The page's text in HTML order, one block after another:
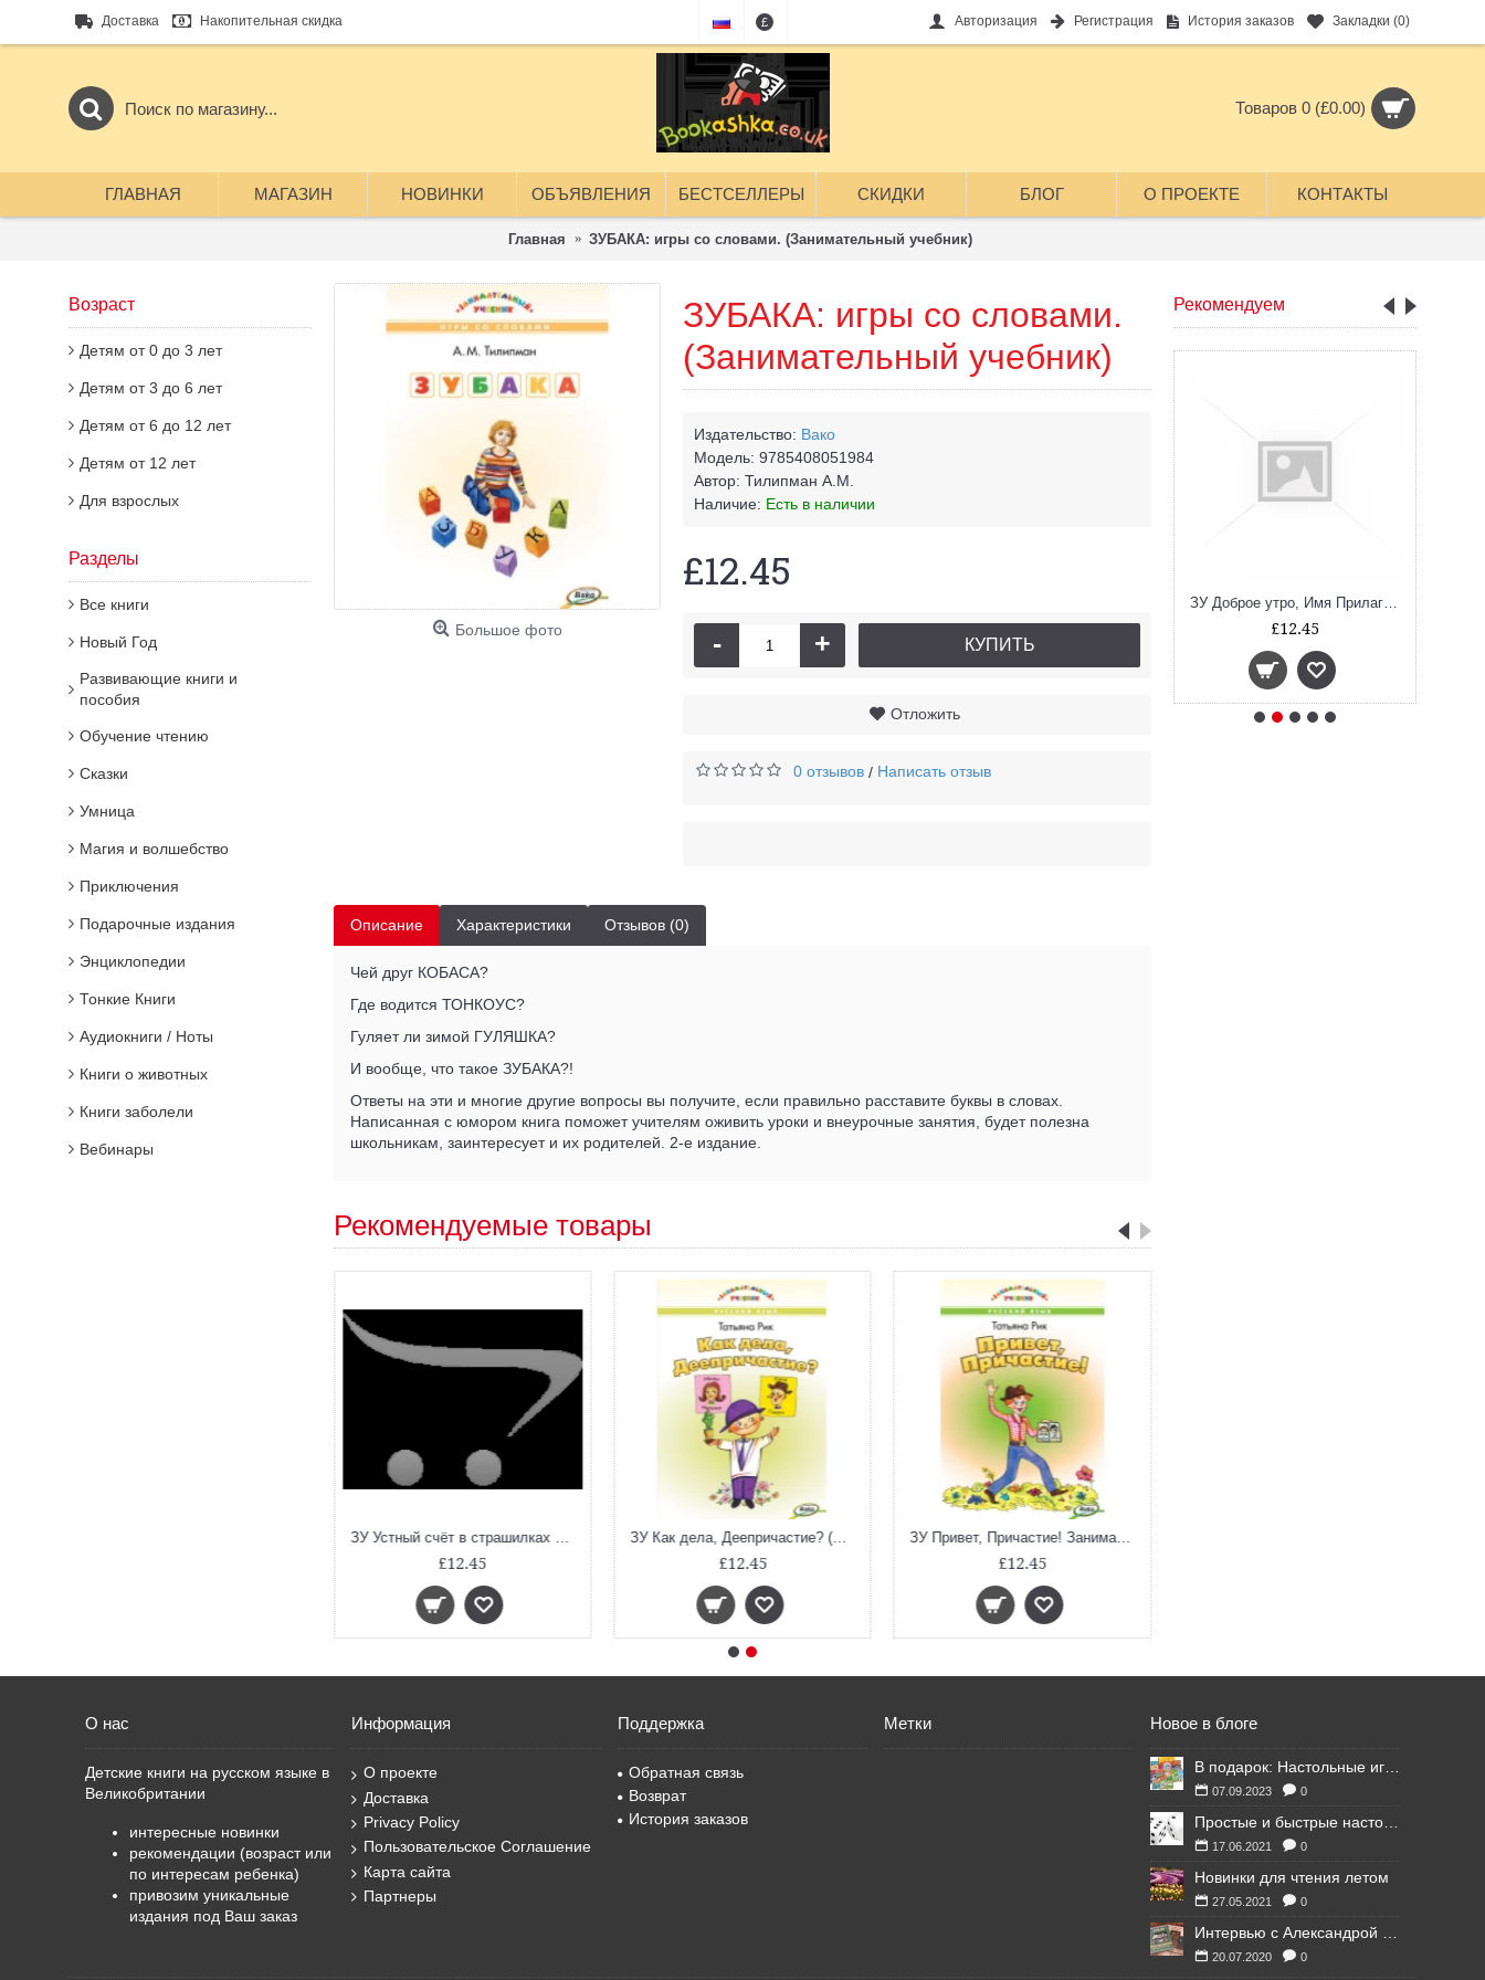
Доставка Накопительная скидка £ Авторизация Регистрация История заказов Закладки (0)
Товаров 0 (£0.00)
ГЛАВНАЯ МАГАЗИН НОВИНКИ ОБЪЯВЛЕНИЯ БЕСТСЕЛЛЕРЫ СКИДКИ БЛОГ О ПРОЕКТЕ КОНТАКТЫ
Главная ЗУБАКА: игры со словами. (Занимательный учебник)
Возраст
Детям от 0 до 3 лет
Детям от 3 до 6 лет
Детям от 6 до 12 лет
Детям от 12 лет
Для взрослых
Разделы
Все книги
Новый Год
Развивающие книги и
пособия
Обучение чтению
Сказки
Умница
Магия и волшебство
Приключения
Подарочные издания
Энциклопедии
Тонкие Книги
Аудиокниги / Ноты
Книги о животных
Книги заболели
Вебинары
Рекомендуем
£9.80
ЗУ Доброе утро, Имя Прилагательное! (Занимательный учебник)
£12.45
Большое фото
ЗУБАКА: игры со словами.
(Занимательный учебник)
Издательство: Вако
Модель: 9785408051984
Автор: Тилипман А.М.
Наличие: Есть в наличии
£12.45
- + КУПИТЬ
Отложить
0 отзывов / Написать отзыв
Описание Характеристики Отзывов (0)
Чей друг КОБАСА?
Где водится ТОНКОУС?
Гуляет ли зимой ГУЛЯШКА?
И вообще, что такое ЗУБАКА?!
Ответы на эти и многие другие вопросы вы получите, если правильно расставите буквы в словах.
Написанная с юмором книга поможет учителям оживить уроки и внеурочные занятия, будет полезна
школьникам, заинтересует и их родителей. 2-е издание.
Рекомендуемые товары
ЗУ Устный счёт в страшилках и смешилках. (Занимательный учебник)
£12.45
ЗУ Как дела, Деепричастие? (Занимательный учебник)
£12.45
ЗУ Привет, Причастие! Занимательный учебник
£12.45
О нас
Детские книги на русском языке в
Великобритании
интересные новинки
рекомендации (возраст или
по интересам ребенка)
привозим уникальные
издания под Ваш заказ
Информация
О проекте
Доставка
Privacy Policy
Пользовательское Соглашение
Карта сайта
Партнеры
Поддержка
Обратная связь
Возврат
История заказов
Метки Новое в блоге
В подарок: Настольные игры для Ваших британских друзей
07.09.2023 0
Простые и быстрые настольные игры
17.06.2021 0
Новинки для чтения летом
27.05.2021 0
Интервью с Александрой Литвиной
20.07.2020 0